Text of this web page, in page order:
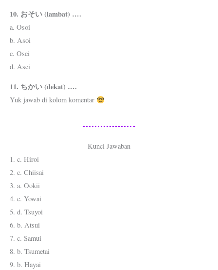
10. おそい (lambat) ….
a. Osoi
b. Asoi
c. Osei
d. Asei
11. ちかい (dekat) ….
Yuk jawab di kolom komentar
Kunci Jawaban
1. c. Hiroi
2. c. Chiisai
3. a. Ookii
4. c. Yowai
5. d. Tsuyoi
6. b. Atsui
7. c. Samui
8. b. Tsumetai
9. b. Hayai